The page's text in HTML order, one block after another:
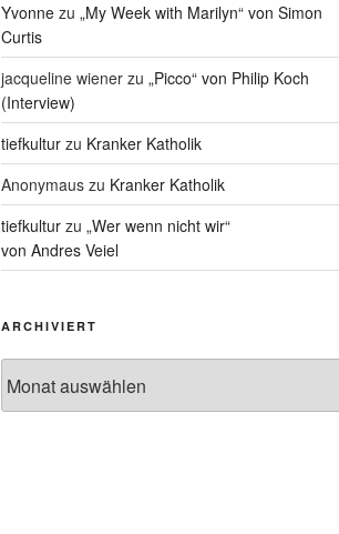
Yvonnezu „My Week with Marilyn“ von Simon
Curtis
jacqueline wienerzu „Picco“ von Philip Koch
(Interview)
tiefkulturzu Kranker Katholik
Anonymauszu Kranker Katholik
tiefkulturzu „Wer wenn nicht wir“
von Andres Veiel
ARCHIVIERT